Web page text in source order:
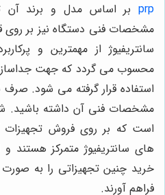
prp بر اساس مدل و برند آن
مشخصات فنی دستگاه نیز بر روی
سانتریفیوژ از مهمترین و
محسوب می گردد که جهت
استفاده قرار گرفته می شود. صرف
مشخصات فنی آن داشته باشید.
است که بر روی فروش تجهیزات
های سانتریفیوژ متمرکز هستند
خرید چنین تجهیزاتی را به صورت
فراهم آورند.